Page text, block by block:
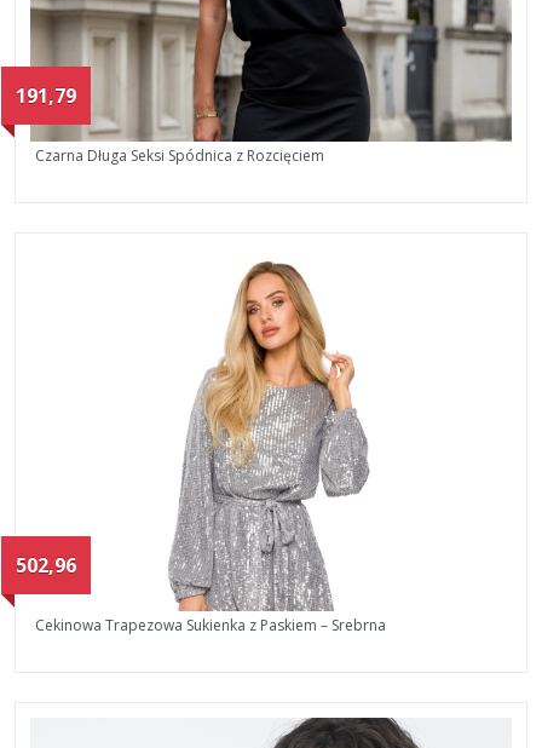
191,79
Czarna Długa Seksi Spódnica z Rozcięciem
502,96
Cekinowa Trapezowa Sukienka z Paskiem – Srebrna